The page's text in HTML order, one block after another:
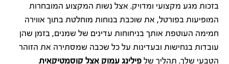
בזכות מגע מקצועי ומדויק. אצל נשות המקצוע המובחרות
המופיעות בפורטל, את שוכבת בנוחות מוחלטת בתוך אווירה
חמימה העוטפת אותך בניחוחות עדינים של שמנים, בזמן שהן
עובדות בנחישות ובעדינות על כל שכבה שמסתירה את הזוהר
הטבעי שלך. תהליך של פילינג עמוק אצל קוסמטיקאית